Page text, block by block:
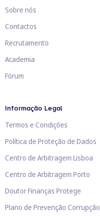
Sobre nós
Contactos
Recrutamento
Academia
Fórum
Informação Legal
Termos e Condições
Política de Proteção de Dados
Centro de Arbitragem Lisboa
Centro de Arbitragem Porto
Doutor Finanças Protege
Plano de Prevenção Corrupção